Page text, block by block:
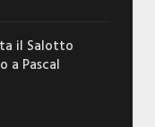
il Salotto
a Pascal